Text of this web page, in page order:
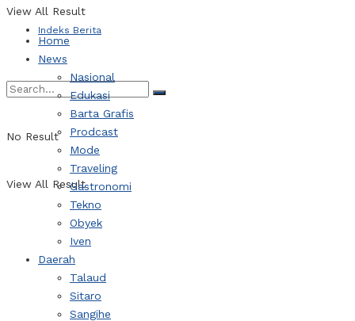
Indeks Berita
No Result
View All Result
View All Result
Home
News
Nasional
Edukasi
Barta Grafis
Prodcast
Mode
Traveling
Gastronomi
Tekno
Obyek
Iven
Daerah
Talaud
Sitaro
Sangihe